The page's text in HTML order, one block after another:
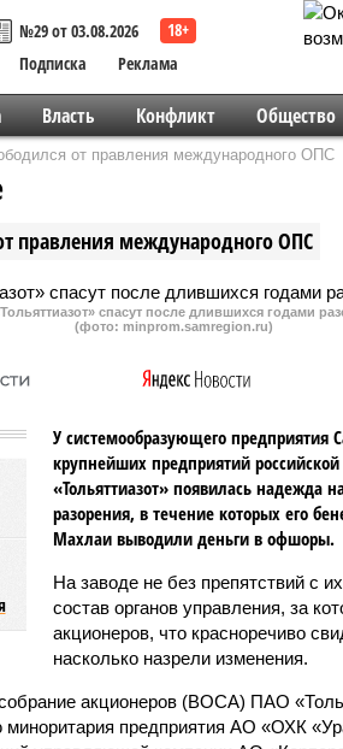
№29 от 03.08.2026
Подписка
Реклама
Власть Конфликт Общество
от правления международного ОПС
правления международного ОПС
спасут после длившихся годами
(фото: minprom.samregion.ru)
У системообразующего предприятия
крупнейших предприятий
«Тольяттиазот» появилась надежда
разорения, в течение которых его
Махлаи выводили деньги в офшоры.
На заводе не без препятствий с
состав органов управления, за
акционеров, что красноречиво
насколько назрели изменения.
акционеров (ВОСА) ПАО
миноритария предприятия АО «ОХК